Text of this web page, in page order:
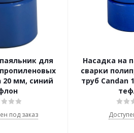
для
20 мм, синий
под заказ
Насадка на
сварки
труб Candan